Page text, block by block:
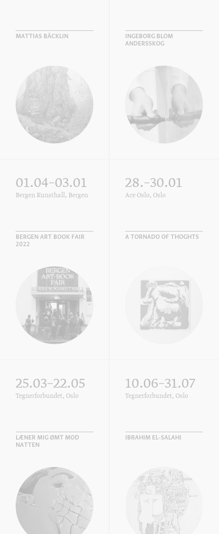
MATTIAS BÄCKLIN
INGEBORG BLOM
ANDERSSKOG
01.04–03.01
Bergen Kunsthall, Bergen
BERGEN ART BOOK FAIR
2022
28.–30.01
Ace Oslo, Oslo
A TORNADO OF THOGHTS
25.03–22.05
Tegnerforbundet, Oslo
LÆNER MIG ØMT MOD
NATTEN
10.06–31.07
Tegnerforbundet, Oslo
IBRAHIM EL-SALAHI